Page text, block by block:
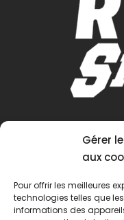
Gérer
aux
Pour offrir les meilleures
technologies telles que
informations des